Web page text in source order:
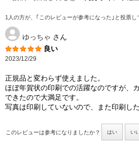
1人の方が、｢このレビューが参考になった｣と投票し
ゆっちゃ さん
良い
2023/12/29
正規品と変わらず使えました。
ほぼ年賀状の印刷での活躍なのですが、
できたので大満足です。
写真は印刷していないので、また印刷し
このレビューは参考になりましたか？ はい い